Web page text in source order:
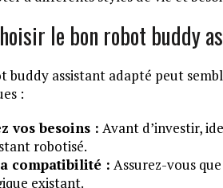
le bon robot buddy
buddy assistant adapté peut
:
vos besoins : Avant d’investir,
robotisé.
compatibilité : Assurez-vous
existant.